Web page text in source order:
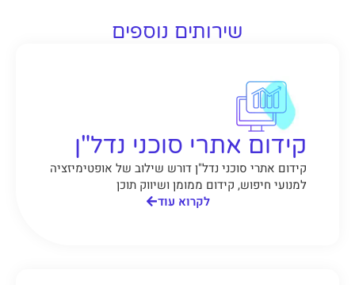
שירותים נוספים
קידום אתרי סוכני נדל"ן
קידום אתרי סוכני נדל"ן דורש שילוב של אופטימיזציה
למנועי חיפוש, קידום ממומן ושיווק תוכן
לקרוא עוד